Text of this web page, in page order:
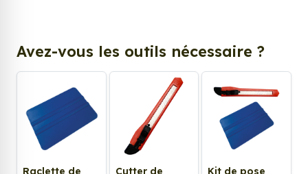
Avez-vous les outils nécessaire ?
Raclette de Cutter de Kit de pose